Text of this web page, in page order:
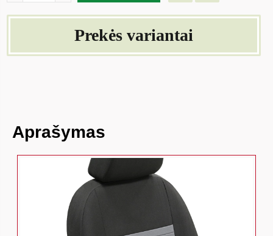
Prekės variantai
Aprašymas